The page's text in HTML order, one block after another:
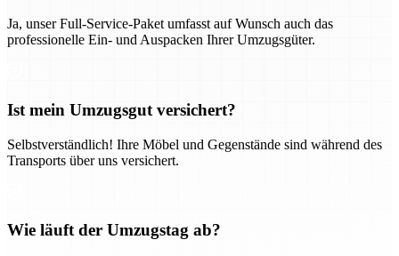
Ja, unser Full-Service-Paket umfasst auf Wunsch auch das
professionelle Ein- und Auspacken Ihrer Umzugsgüter.
Ist mein Umzugsgut versichert?
Selbstverständlich! Ihre Möbel und Gegenstände sind während des
Transports über uns versichert.
Wie läuft der Umzugstag ab?